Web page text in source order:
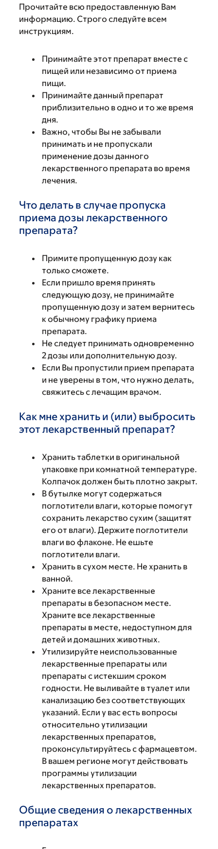
Прочитайте всю предоставленную Вам
информацию. Строго следуйте всем
инструкциям.
Принимайте этот препарат вместе с
пищей или независимо от приема
пищи.
Принимайте данный препарат
приблизительно в одно и то же время
дня.
Важно, чтобы Вы не забывали
принимать и не пропускали
применение дозы данного
лекарственного препарата во время
лечения.
Что делать в случае пропуска
приема дозы лекарственного
препарата?
Примите пропущенную дозу как
только сможете.
Если пришло время принять
следующую дозу, не принимайте
пропущенную дозу и затем вернитесь
к обычному графику приема
препарата.
Не следует принимать одновременно
2 дозы или дополнительную дозу.
Если Вы пропустили прием препарата
и не уверены в том, что нужно делать,
свяжитесь с лечащим врачом.
Как мне хранить и (или) выбросить
этот лекарственный препарат?
Хранить таблетки в оригинальной
упаковке при комнатной температуре.
Колпачок должен быть плотно закрыт.
В бутылке могут содержаться
поглотители влаги, которые помогут
сохранить лекарство сухим (защитят
его от влаги). Держите поглотители
влаги во флаконе. Не ешьте
поглотители влаги.
Хранить в сухом месте. Не хранить в
ванной.
Храните все лекарственные
препараты в безопасном месте.
Храните все лекарственные
препараты в месте, недоступном для
детей и домашних животных.
Утилизируйте неиспользованные
лекарственные препараты или
препараты с истекшим сроком
годности. Не выливайте в туалет или
канализацию без соответствующих
указаний. Если у вас есть вопросы
относительно утилизации
лекарственных препаратов,
проконсультируйтесь с фармацевтом.
В вашем регионе могут действовать
программы утилизации
лекарственных препаратов.
Общие сведения о лекарственных
препаратах